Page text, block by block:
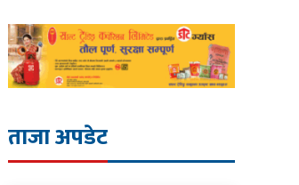
ताजा अपडेट